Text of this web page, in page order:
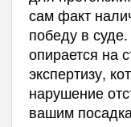
сам факт
победу в
опирается на
экспертизу,
нарушение
вашим